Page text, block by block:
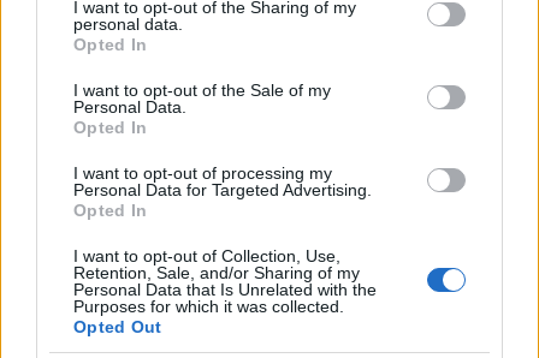
not limited to your visit or usage behaviour. You may click to
grant or deny consent to Google and its third-party tags to
use your data for below specified purposes in below Google
consent section.
I want to opt-out of the Sharing of my
personal data.
Opted In
I want to opt-out of the Sale of my
Personal Data.
Opted In
I want to opt-out of processing my
Personal Data for Targeted Advertising.
Opted In
I want to opt-out of Collection, Use,
Retention, Sale, and/or Sharing of my
Personal Data that Is Unrelated with the
Purposes for which it was collected.
Opted Out
Chi si muove spesso cerca soluzioni semplici: cresce
l’attenzione verso il noleggio auto
PIÙ LETTI